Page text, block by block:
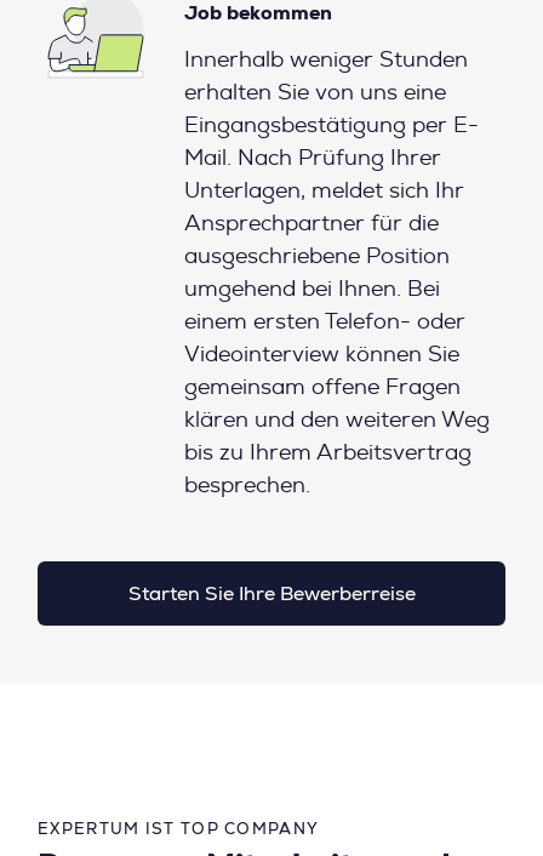
Job bekommen
Innerhalb weniger Stunden
erhalten Sie von uns eine
Eingangsbestätigung per E-
Mail. Nach Prüfung Ihrer
Unterlagen, meldet sich Ihr
Ansprechpartner für die
ausgeschriebene Position
umgehend bei Ihnen. Bei
einem ersten Telefon- oder
Videointerview können Sie
gemeinsam offene Fragen
klären und den weiteren Weg
bis zu Ihrem Arbeitsvertrag
besprechen.
Starten Sie Ihre Bewerberreise
EXPERTUM IST TOP COMPANY